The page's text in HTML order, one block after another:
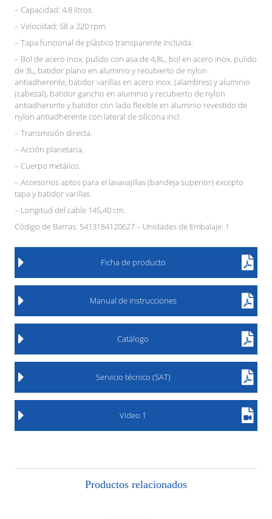
– Capacidad: 4,8 litros.
– Velocidad: 58 a 220 rpm.
– Tapa funcional de plástico transparente incluida.
– Bol de acero inox. pulido con asa de 4,8L, bol en acero inox. pulido
de 3L, batidor plano en aluminio y recubierto de nylon
antiadherente, batidor varillas en acero inox. (alambres) y aluminio
(cabezal), batidor gancho en aluminio y recubierto de nylon
antiadherente y batidor con lado flexible en aluminio revestido de
nylon antiadherente con lateral de silicona incl.
– Transmisión directa.
– Acción planetaria.
– Cuerpo metálico.
– Accesorios aptos para el lavavajillas (bandeja superior) excepto
tapa y batidor varillas.
– Longitud del cable 145,40 cm.
Código de Barras: 5413184120627 – Unidades de Embalaje: 1
Ficha de producto
Manual de instrucciones
Catálogo
Servicio técnico (SAT)
Video 1
Productos relacionados